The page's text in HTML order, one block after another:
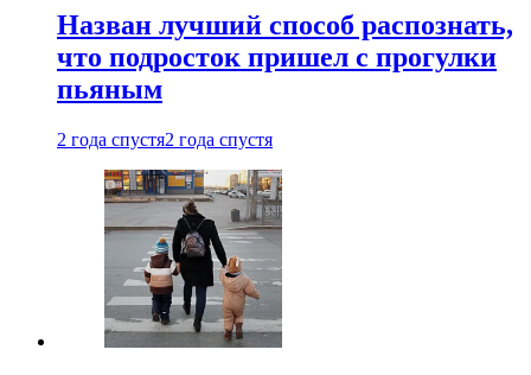
Назван лучший способ распознать,
что подросток пришел с прогулки
пьяным
2 года спустя2 года спустя